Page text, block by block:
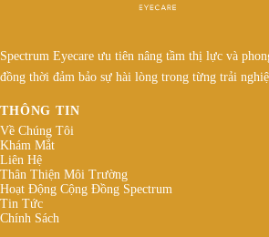
Spectrum Eyecare ưu tiên nâng tầm thị lực và
đồng thời đảm bảo sự hài lòng trong từng trải
THÔNG TIN
Về Chúng Tôi
Khám Mắt
Liên Hệ
Thân Thiện Môi Trường
Hoạt Động Cộng Đồng Spectrum
Tin Tức
Chính Sách